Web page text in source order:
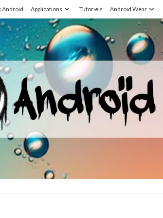
Android Applications Tutoriels Android Wear